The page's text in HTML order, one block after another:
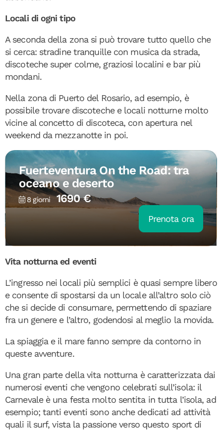
Locali di ogni tipo
A seconda della zona si può trovare tutto quello che
si cerca: stradine tranquille con musica da strada,
discoteche super colme, graziosi localini e bar più
mondani.
Nella zona di Puerto del Rosario, ad esempio, è
possibile trovare discoteche e locali notturne molto
vicine al concetto di discoteca, con apertura nel
weekend da mezzanotte in poi.
Fuerteventura On the Road: tra
oceano e deserto
8 giorni 1690 €
Prenota ora
Vita notturna ed eventi
L’ingresso nei locali più semplici è quasi sempre libero
e consente di spostarsi da un locale all’altro solo ciò
che si decide di consumare, permettendo di spaziare
fra un genere e l’altro, godendosi al meglio la movida.
La spiaggia e il mare fanno sempre da contorno in
queste avventure.
Una gran parte della vita notturna è caratterizzata dai
numerosi eventi che vengono celebrati sull’isola: il
Carnevale è una festa molto sentita in tutta l’isola, ad
esempio; tanti eventi sono anche dedicati ad attività
quali il surf, vista la passione verso questo sport di